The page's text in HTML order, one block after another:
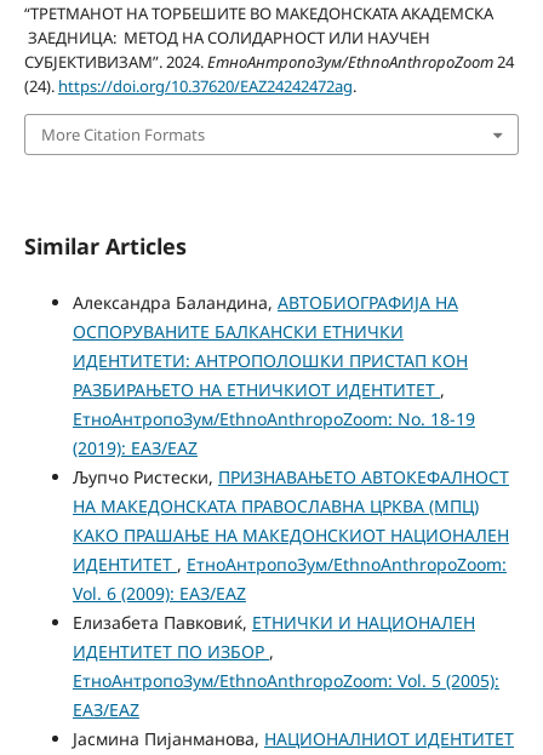
“ТРЕТМАНОТ НА ТОРБЕШИТЕ ВО МАКЕДОНСКАТА АКАДЕМСКА
ЗАЕДНИЦА: МЕТОД НА СОЛИДАРНОСТ ИЛИ НАУЧЕН
СУБЈЕКТИВИЗАМ”. 2024.ЕтноАнтропоЗум/EthnoAnthropoZoom24
(24). https://doi.org/10.37620/EAZ24242472ag.
More Citation Formats
Similar Articles
Александра Баландина, АВТОБИОГРАФИЈА НА
ОСПОРУВАНИТЕ БАЛКАНСКИ ЕТНИЧКИ
ИДЕНТИТЕТИ: АНТРОПОЛОШКИ ПРИСТАП КОН
РАЗБИРАЊЕТО НА ЕТНИЧКИОТ ИДЕНТИТЕТ ,
ЕтноАнтропоЗум/EthnoAnthropoZoom: No. 18-19
(2019): ЕАЗ/EAZ
Љупчо Ристески, ПРИЗНАВАЊЕТО АВТОКЕФАЛНОСТ
НА МАКЕДОНСКАТА ПРАВОСЛАВНА ЦРКВА (МПЦ)
КАКО ПРАШАЊЕ НА МАКЕДОНСКИОТ НАЦИОНАЛЕН
ИДЕНТИТЕТ , ЕтноАнтропоЗум/EthnoAnthropoZoom:
Vol. 6 (2009): ЕАЗ/EAZ
Елизабета Павковиќ, ЕТНИЧКИ И НАЦИОНАЛЕН
ИДЕНТИТЕТ ПО ИЗБОР ,
ЕтноАнтропоЗум/EthnoAnthropoZoom: Vol. 5 (2005):
ЕАЗ/EAZ
Јасмина Пијанманова, НАЦИОНАЛНИОТ ИДЕНТИТЕТ